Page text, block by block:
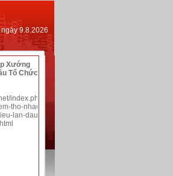
9.8.2026
Xướng
Tổ Chức Tại
index.php/tin-
tho-nhac-
lan-dau-to-